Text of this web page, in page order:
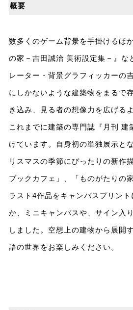
概要
数多くのゲーム背景を手掛けるほ
の家－吉田誠治 美術設定集－』な
レーター・背景グラフィッカーの
にしかないような建築物をまるで
き込み、見る者の想像力を広げる
これまでに建築の専門誌『月刊 建
けています。自身初の単独展示と
リスマスの季節にぴったりの新作
ブックカフェ」、「ものがたりの
ラスト4作品をキャンバスプリン
か、ミニキャンバスや、サイン入
しました。空想上の建物から展開
語の世界をお楽しみください。